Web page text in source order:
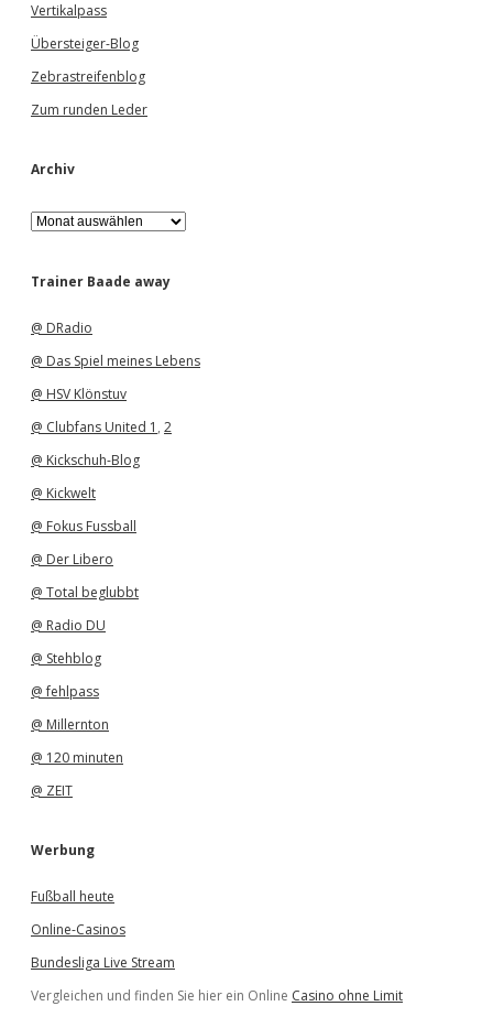
Vertikalpass
Übersteiger-Blog
Zebrastreifenblog
Zum runden Leder
Archiv
A
r
h
Trainer Baade away
@ DRadio
@ Das Spiel meines Lebens
@ HSV Klönstuv
@ Clubfans United 1 , 2
@ Kickschuh-Blog
@ Kickwelt
@ Fokus Fussball
@ Der Libero
@ Total beglubbt
@ Radio DU
@ Stehblog
@ fehlpass
@ Millernton
@ 120 minuten
@ ZEIT
Werbung
Fußball heute
Online-Casinos
Bundesliga Live Stream
Vergleichen und finden Sie hier ein Online Casino ohne Limit